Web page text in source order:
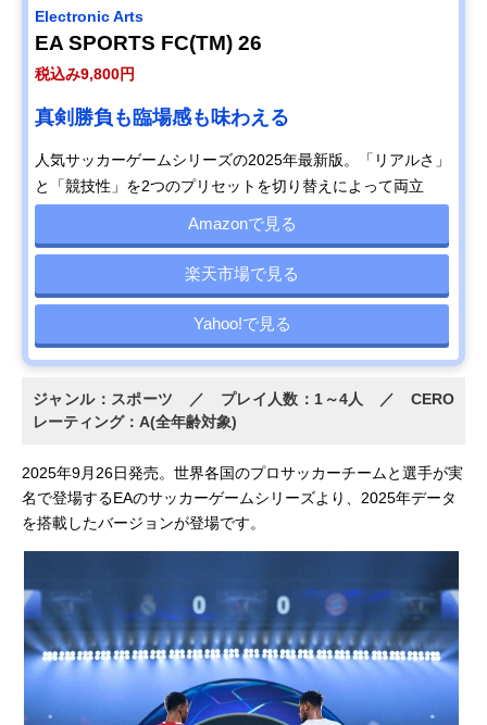
Electronic Arts
EA SPORTS FC(TM) 26
税込み9,800円
真剣勝負も臨場感も味わえる
人気サッカーゲームシリーズの2025年最新版。「リアルさ」
と「競技性」を2つのプリセットを切り替えによって両立
Amazonで見る
楽天市場で見る
Yahoo!で見る
ジャンル：スポーツ ／ プレイ人数：1～4人 ／ CERO
レーティング：A(全年齢対象)
2025年9月26日発売。世界各国のプロサッカーチームと選手が実
名で登場するEAのサッカーゲームシリーズより、2025年データ
を搭載したバージョンが登場です。